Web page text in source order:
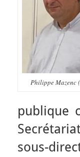
Philippe Mazenc
publique
sous-